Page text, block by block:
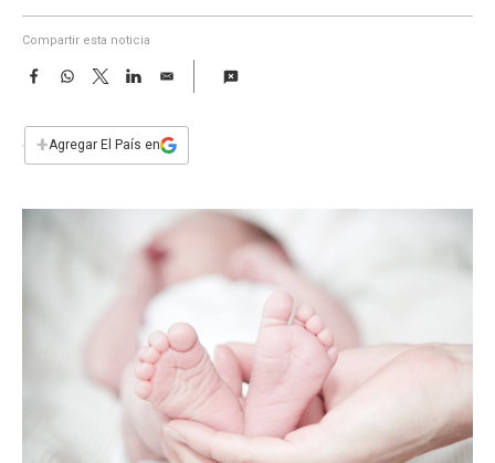
Compartir esta noticia
F
e
b
W
s
T
w
t
L
E
i
l
+Agregar El País en